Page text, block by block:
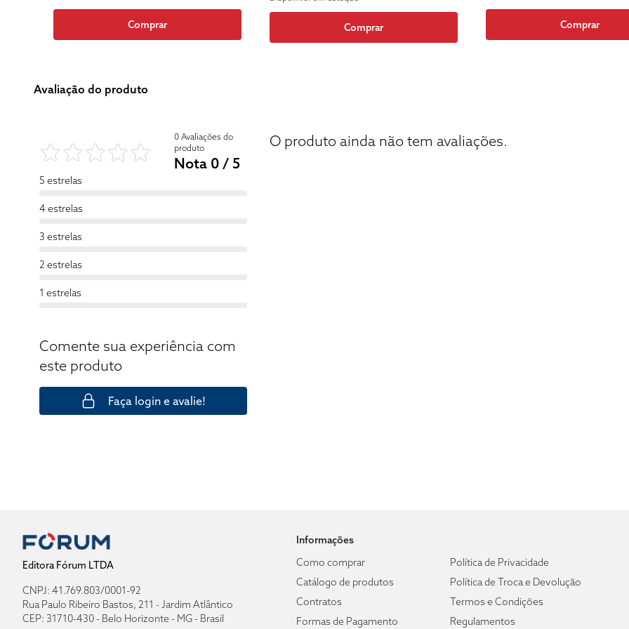
Comprar Comprar Comprar
Avaliação do produto
0 Avaliações do
produto
Nota 0 / 5
5 estrelas
4 estrelas
3 estrelas
2 estrelas
1 estrelas
Comente sua experiência com
este produto
Faça login e avalie!
O produto ainda não tem avaliações.
Editora Fórum LTDA
CNPJ: 41.769.803/0001-92
Rua Paulo Ribeiro Bastos, 211 - Jardim Atlântico
CEP: 31710-430 - Belo Horizonte - MG - Brasil
Informações
Como comprar
Catálogo de produtos
Contratos
Formas de Pagamento
Política de Privacidade
Política de Troca e Devolução
Termos e Condições
Regulamentos